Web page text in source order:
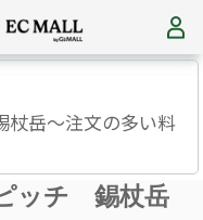
岳～注文の多い料
ッチ 錫杖岳